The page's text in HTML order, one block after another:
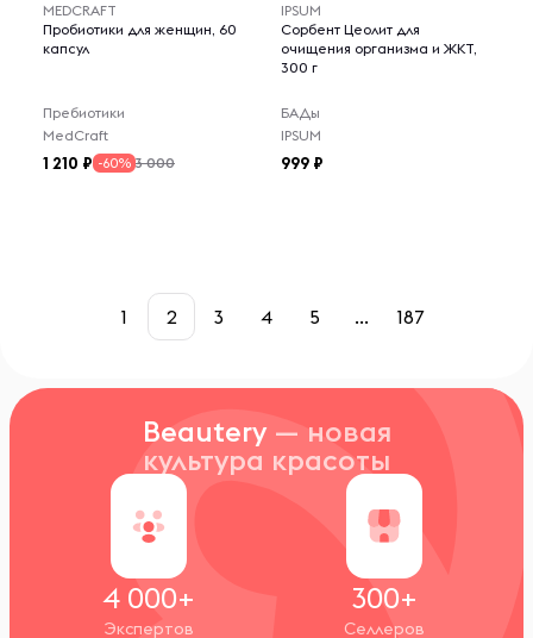
MEDCRAFT
Пробиотики для женщин, 60
капсул
Пребиотики
MedCraft
1 210 -60% 3 000
IPSUM
Сорбент Цеолит для
очищения организма и ЖКТ,
300 г
БАДы
IPSUM
999
1 2 3 4 5 ... 187
Beautery — новая
культура красоты
4 000+
Экспертов
300+
Селлеров